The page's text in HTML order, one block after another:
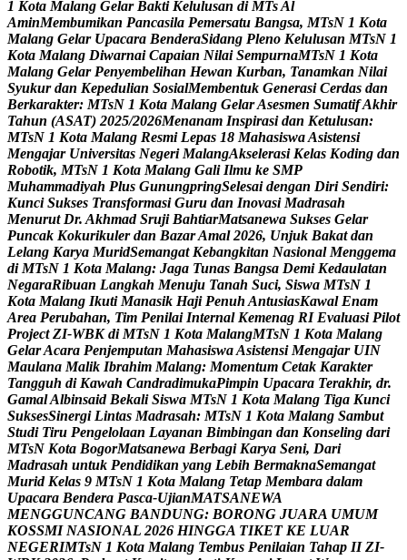
1 Kota Malang Gelar Bakti Kelulusan di MTsAl
AminMembumikan Pancasila Pemersatu Bangsa, MTsN 1 Kota
Malang Gelar Upacara BenderaSidang Pleno Kelulusan MTsN 1
Kota Malang Diwarnai Capaian Nilai SempurnaMTsN 1 Kota
Malang Gelar Penyembelihan Hewan Kurban, Tanamkan Nilai
Syukur dan Kepedulian SosialMembentuk Generasi Cerdas dan
Berkarakter: MTsN 1 Kota Malang GelarAsesmen SumatifAkhir
Tahun (ASAT) 2025/2026Menanam Inspirasi dan Ketulusan:
MTsN 1 Kota Malang Resmi Lepas 18 MahasiswaAsistensi
Mengajar Universitas Negeri MalangAkselerasi Kelas Koding dan
Robotik, MTsN 1 Kota Malang Gali Ilmu ke SMP
Muhammadiyah Plus GunungpringSelesai dengan Diri Sendiri:
Kunci Sukses Transformasi Guru dan Inovasi Madrasah
Menurut Dr. Akhmad Sruji BahtiarMatsanewa Sukses Gelar
Puncak Kokurikuler dan BazarAmal 2026, Unjuk Bakat dan
Lelang Karya MuridSemangat Kebangkitan Nasional Menggema
di MTsN 1 Kota Malang: Jaga Tunas Bangsa Demi Kedaulatan
NegaraRibuan Langkah Menuju Tanah Suci, Siswa MTsN 1
Kota Malang Ikuti Manasik Haji Penuh AntusiasKawal Enam
Area Perubahan, Tim Penilai Internal Kemenag RI Evaluasi Pilot
Project ZI-WBK di MTsN 1 Kota MalangMTsN 1 Kota Malang
GelarAcara Penjemputan MahasiswaAsistensi Mengajar UIN
Maulana Malik Ibrahim Malang: Momentum Cetak Karakter
Tangguh di Kawah CandradimukaPimpin Upacara Terakhir, dr.
GamalAlbinsaid Bekali Siswa MTsN 1 Kota Malang Tiga Kunci
SuksesSinergi Lintas Madrasah: MTsN 1 Kota Malang Sambut
Studi Tiru Pengelolaan Layanan Bimbingan dan Konseling dari
MTsN Kota BogorMatsanewa Berbagi Karya Seni, Dari
Madrasah untuk Pendidikan yang Lebih BermaknaSemangat
Murid Kelas 9 MTsN 1 Kota Malang Tetap Membara dalam
Upacara Bendera Pasca-UjianMATSANEWA
MENGGUNCANG BANDUNG: BORONG JUARA UMUM
KOSSMI NASIONAL 2026 HINGGA TIKET KE LUAR
NEGERIMTsN 1 Kota Malang Tembus Penilaian Tahap II ZI-